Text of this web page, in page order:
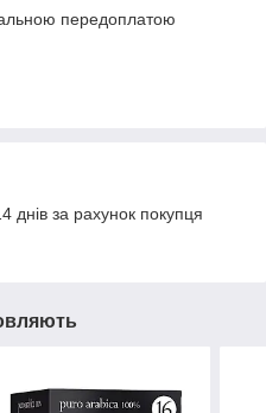
передоплатою
днів за рахунок покупця